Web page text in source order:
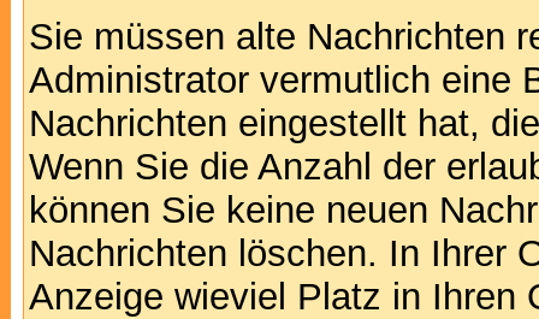
Sie müssen alte Nachrichten
Administrator vermutlich eine
Nachrichten eingestellt hat,
Wenn Sie die Anzahl der
können Sie keine neuen
Nachrichten löschen. In Ihrer
Anzeige wieviel Platz in Ihren